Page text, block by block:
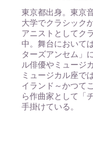
東京都出身。東京
大学でクラシック
アニストとしてク
中。舞台において
ターズアンセム」
ル俳優やミュージ
ミュージカル座で
イランド～かつて
ら作曲家として「
手掛けている。